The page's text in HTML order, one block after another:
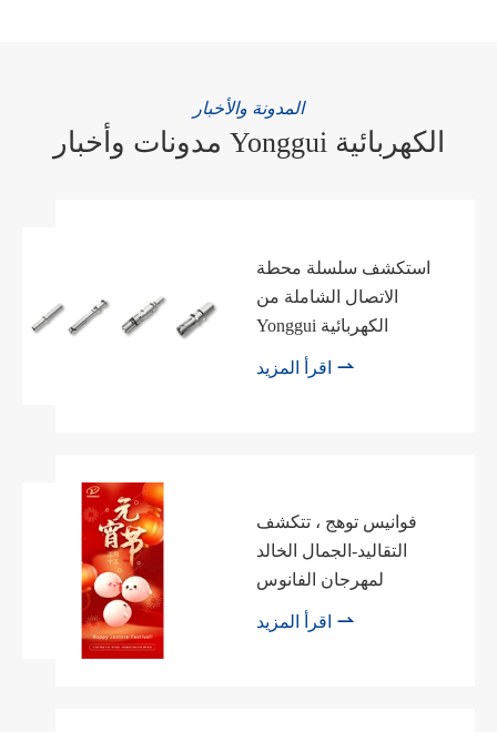
المدونة والأخبار
مدونات وأخبار Yonggui الكهربائية
استكشف سلسلة محطة
الاتصال الشاملة من
Yonggui الكهربائية

فوانيس توهج ، تتكشف
التقاليد-الجمال الخالد
لمهرجان الفانوس
